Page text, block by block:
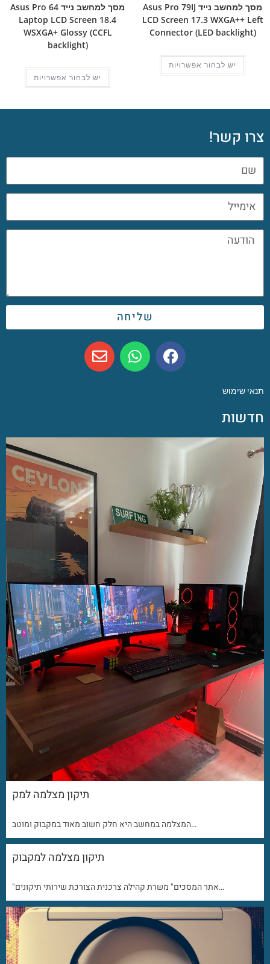
מסך למחשב נייד Asus Pro 79IJ
LCD Screen 17.3 WXGA++ Left
Connector (LED backlight)
יש לבחור אפשרויות
מסך למחשב נייד Asus Pro 64
Laptop LCD Screen 18.4
WSXGA+ Glossy (CCFL
backlight)
יש לבחור אפשרויות
צרו קשר!
שליחה
תנאי שימוש
חדשות
תיקון מצלמה למק
המצלמה במחשב היא חלק חשוב מאוד במקבוק ומוטב…
תיקון מצלמה למקבוק
"אתר המסכים" משרת קהילה צרכנית הצורכת שירותי תיקונים…